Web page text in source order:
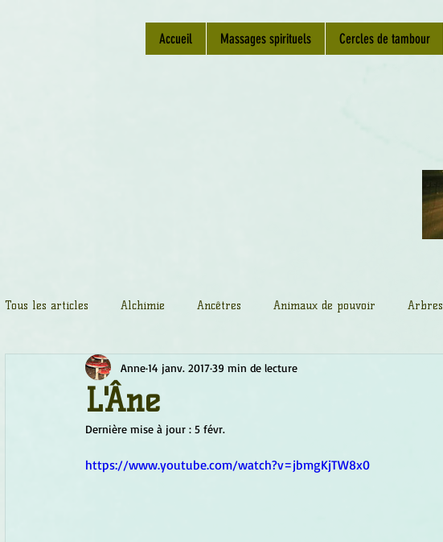
Accueil Massages spirituels Cercles de tambour
Tous les articles Alchimie Ancêtres Animaux de pouvoir Arbres
Chamanisme Champignons Conscience
Fleurs de Bach Géométrie sacrée
L'Âne
Anne14 janv. 201739 min de lecture
Dernière mise à jour : 5 févr.
https://www.youtube.com/watch?v=jbmgKjTW8x0